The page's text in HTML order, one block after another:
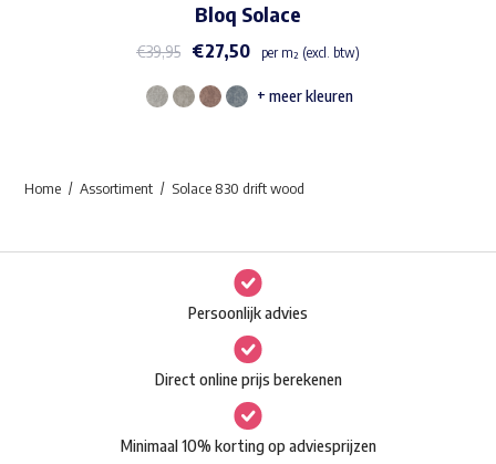
Waar ben je naar op zoek?
Bloq Solace
€39,95 €27,50 per m² (excl. btw)
Dit
Deze
optie
kan
gekozen
worden
op
de
+ meer kleuren
Home Assortiment Solace 830 drift wood
Persoonlijk advies
Direct online prijs berekenen
Minimaal 10% korting op adviesprijzen